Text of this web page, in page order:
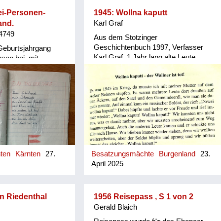
Personen-
bei, mit
in einem
Wien. Sie:
1949
in Heimen
kollektives
und NÖ, 1954/56
Ein
die Meinung
Groß-Eltern, man
für alle Fälle. Sie:
Kinder-
Stadt Wien,
Eltern
Kärnten
27.
1945: Wollna kaputt
Karl Graf
Aus dem Stotzinger
Geschichtenbuch 1997, Verfasser
Karl Graf. 1 Jahr lang alte Leute
Besatzungsmächte Burgenland
23.
April 2025
Riedenthal
1956 Reisepass , S 1 von 2
Gerald Blaich